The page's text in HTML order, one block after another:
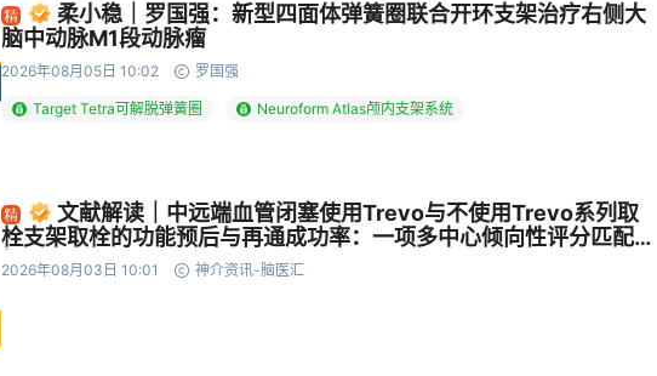
柔小稳｜罗国强：新型四面体弹簧圈联合开环支架治疗右侧大
脑中动脉M1段动脉瘤
2026年08月05日 10:02 罗国强
Target Tetra可解脱弹簧圈 Neuroform Atlas颅内支架系统
文献解读｜中远端血管闭塞使用Trevo与不使用Trevo系列取
栓支架取栓的功能预后与再通成功率：一项多中心倾向性评分匹配分
析
2026年08月03日 10:01 神介资讯-脑医汇